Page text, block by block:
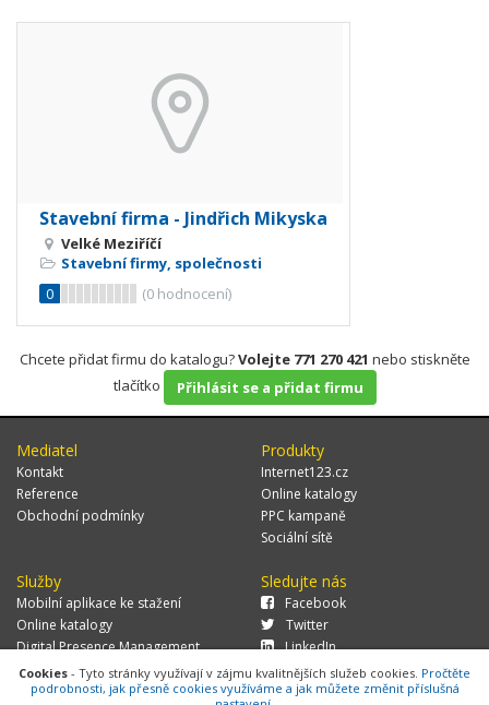
Stavební firma - Jindřich Mikyska
Velké Meziříčí
Stavební firmy, společnosti
0
(0 hodnocení)
Chcete přidat firmu do katalogu?Volejte 771 270 421 nebo stiskněte
tlačítko
Přihlásit se a přidat firmu
Mediatel
Kontakt
Reference
Obchodní podmínky
Produkty
Internet123.cz
Online katalogy
PPC kampaně
Sociální sítě
Služby
Mobilní aplikace ke stažení
Online katalogy
Digital Presence Management
Více zákazníků
Sledujte nás
Facebook
Twitter
LinkedIn
Cookies - Tyto stránky využívají v zájmu kvalitnějších služeb cookies. Pročtěte
podrobnosti, jak přesně cookies využíváme a jak můžete změnit příslušná